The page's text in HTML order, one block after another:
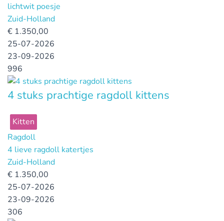
lichtwit poesje
Zuid-Holland
€ 1.350,00
25-07-2026
23-09-2026
996
4 stuks prachtige ragdoll kittens
Kitten
Ragdoll
4 lieve ragdoll katertjes
Zuid-Holland
€ 1.350,00
25-07-2026
23-09-2026
306